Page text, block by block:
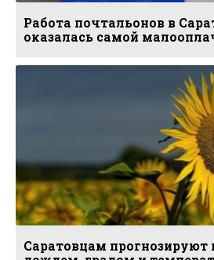
Работа почтальонов в
оказалась самой
Саратовцам прогнозируют